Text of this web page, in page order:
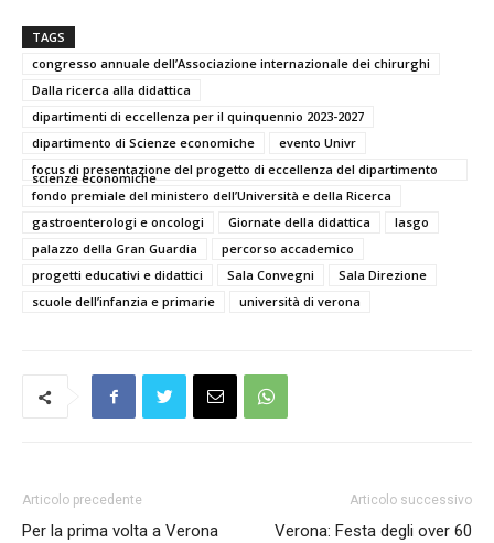
TAGS
congresso annuale dell’Associazione internazionale dei chirurghi
Dalla ricerca alla didattica
dipartimenti di eccellenza per il quinquennio 2023-2027
dipartimento di Scienze economiche
evento Univr
focus di presentazione del progetto di eccellenza del dipartimento
scienze economiche
fondo premiale del ministero dell’Università e della Ricerca
gastroenterologi e oncologi
Giornate della didattica
Iasgo
palazzo della Gran Guardia
percorso accademico
progetti educativi e didattici
Sala Convegni
Sala Direzione
scuole dell’infanzia e primarie
università di verona
Articolo precedente
Per la prima volta a Verona
Articolo successivo
Verona: Festa degli over 60